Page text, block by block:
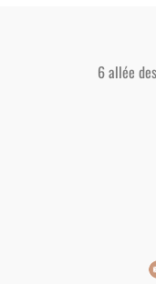
6 allée